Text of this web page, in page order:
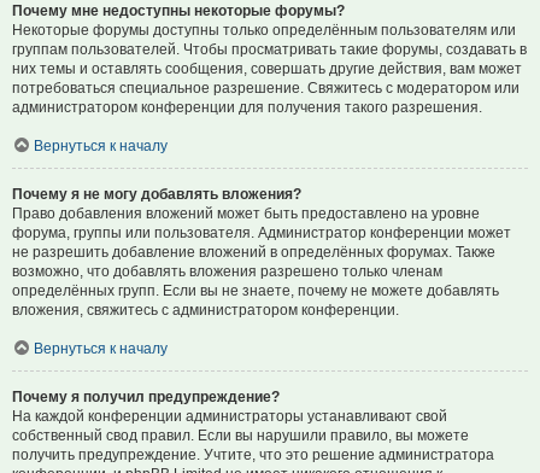
Почему мне недоступны некоторые форумы?
Некоторые форумы доступны только определённым пользователям или
группам пользователей. Чтобы просматривать такие форумы, создавать в
них темы и оставлять сообщения, совершать другие действия, вам может
потребоваться специальное разрешение. Свяжитесь с модератором или
администратором конференции для получения такого разрешения.
Вернуться к началу
Почему я не могу добавлять вложения?
Право добавления вложений может быть предоставлено на уровне
форума, группы или пользователя. Администратор конференции может
не разрешить добавление вложений в определённых форумах. Также
возможно, что добавлять вложения разрешено только членам
определённых групп. Если вы не знаете, почему не можете добавлять
вложения, свяжитесь с администратором конференции.
Вернуться к началу
Почему я получил предупреждение?
На каждой конференции администраторы устанавливают свой
собственный свод правил. Если вы нарушили правило, вы можете
получить предупреждение. Учтите, что это решение администратора